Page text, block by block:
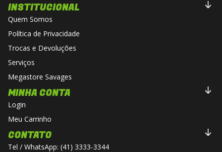
INSTITUCIONAL
Quem Somos
Política de Privacidade
Trocas e Devoluções
Serviços
Megastore Savages
MINHA CONTA
Login
Meu Carrinho
CONTATO
Tel / WhatsApp: (41) 3333-3344